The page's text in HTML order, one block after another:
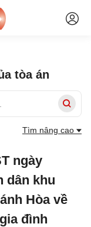
tòa án
Tìm nâng cao
ngày
dân khu
Hòa về
đình